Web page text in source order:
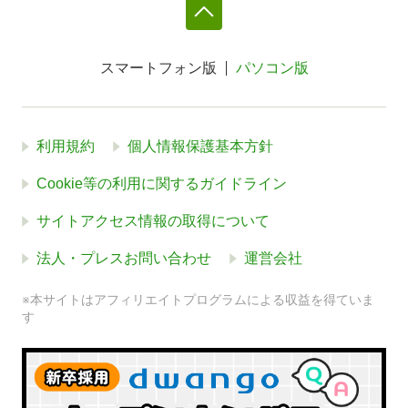
スマートフォン版 パソコン版
利用規約 個人情報保護基本方針
Cookie等の利用に関するガイドライン
サイトアクセス情報の取得について
法人・プレスお問い合わせ 運営会社
※本サイトはアフィリエイトプログラムによる収益を得ていま
す